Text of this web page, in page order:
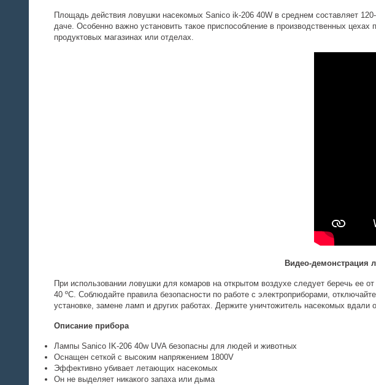
Площадь действия ловушки насекомых Sanico ik-206 40W в среднем составляет
даче. Особенно важно установить такое приспособление в производственных
продуктовых магазинах или отделах.
Видео-демонстрация
При использовании ловушки для комаров на открытом воздухе следует беречь ее
40 ºС. Соблюдайте правила безопасности по работе с электроприборами,
установке, замене ламп и других работах. Держите уничтожитель насекомых вдали
Описание прибора
Лампы Sanico IK-206 40w UVA безопасны для людей и животных
Оснащен сеткой с высоким напряжением 1800V
Эффективно убивает летающих насекомых
Он не выделяет никакого запаха или дыма